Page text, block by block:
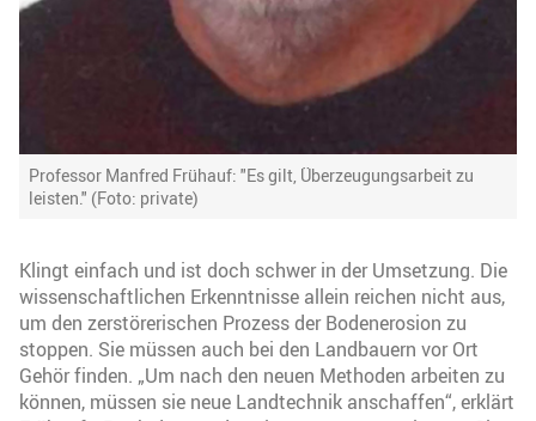
Professor Manfred Frühauf: "Es gilt, Überzeugungsarbeit zu
leisten." (Foto: private)
Klingt einfach und ist doch schwer in der Umsetzung. Die
wissenschaftlichen Erkenntnisse allein reichen nicht aus,
um den zerstörerischen Prozess der Bodenerosion zu
stoppen. Sie müssen auch bei den Landbauern vor Ort
Gehör finden. „Um nach den neuen Methoden arbeiten zu
können, müssen sie neue Landtechnik anschaffen“, erklärt